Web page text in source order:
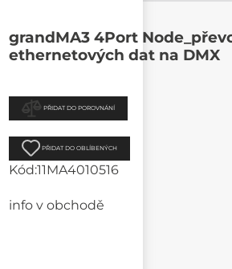
grandMA3 4Port
ethernetových dat na DMX
PŘIDAT DO POROVNÁNÍ
PŘIDAT DO OBLÍBENÝCH
Kód:11MA4010516
info v obchodě